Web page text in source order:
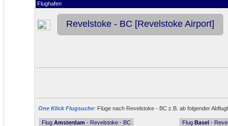
Flughafen
Revelstoke - BC [Revelstoke Airport]
One Klick Flugsuche: Flüge nach Revelstoke - BC z.B. ab folgender
Flug Amsterdam - Revelstoke - BC Flug Basel -